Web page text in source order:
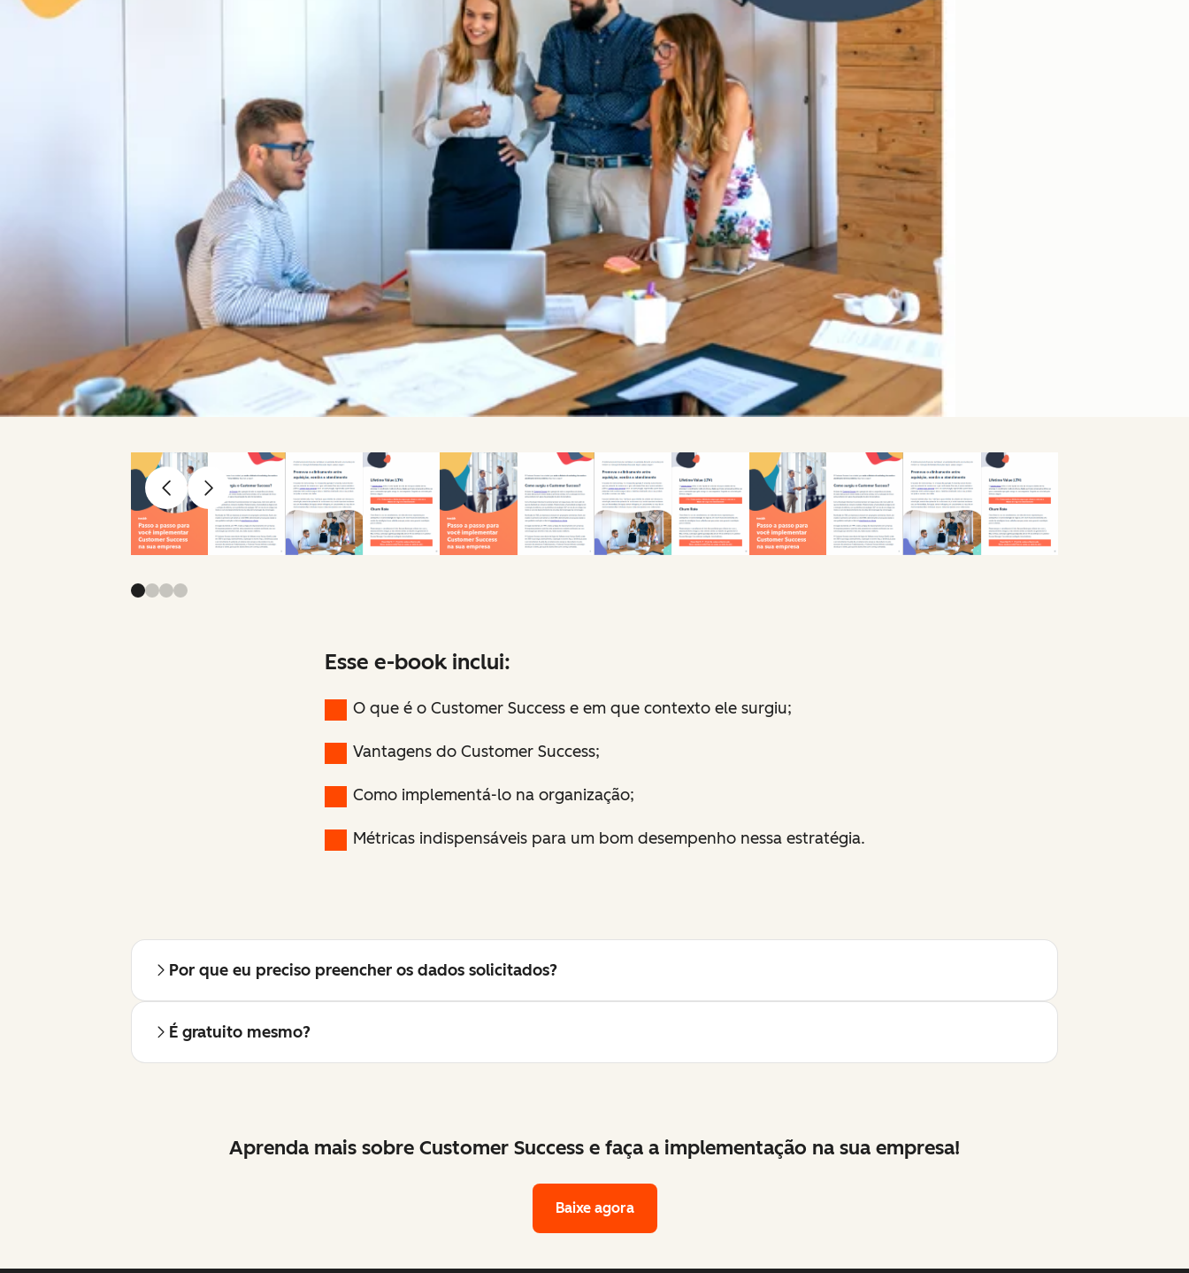
AnteriorAvançar
Esse e-book inclui:
O que é o Customer Success e em que contexto ele surgiu;
Vantagens do Customer Success;
Como implementá-lo na organização;
Métricas indispensáveis para um bom desempenho nessa estratégia.
Por que eu preciso preencher os dados solicitados?
É gratuito mesmo?
Aprenda mais sobre Customer Success e faça a implementação na sua empresa!
Baixe agora